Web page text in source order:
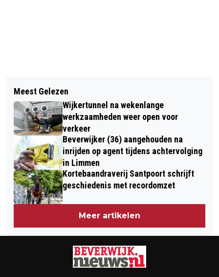
EXTINCTION REBELLION BLOKKEERT
TOEGANGSWEG NAAR WIJK AAN ZEE;
ACTIE TEGEN TATA STEEL
VERMISTE EN GEVONDEN DIEREN
DIERENAMBULANCE KENNEMERLAND
Meest Gelezen
Wijkertunnel na wekenlange
werkzaamheden weer open voor
verkeer
Beverwijker (36) aangehouden na
inrijden op agent tijdens achtervolging
in Limmen
Kortebaandraverij Santpoort schrijft
geschiedenis met recordomzet
Meer artikelen